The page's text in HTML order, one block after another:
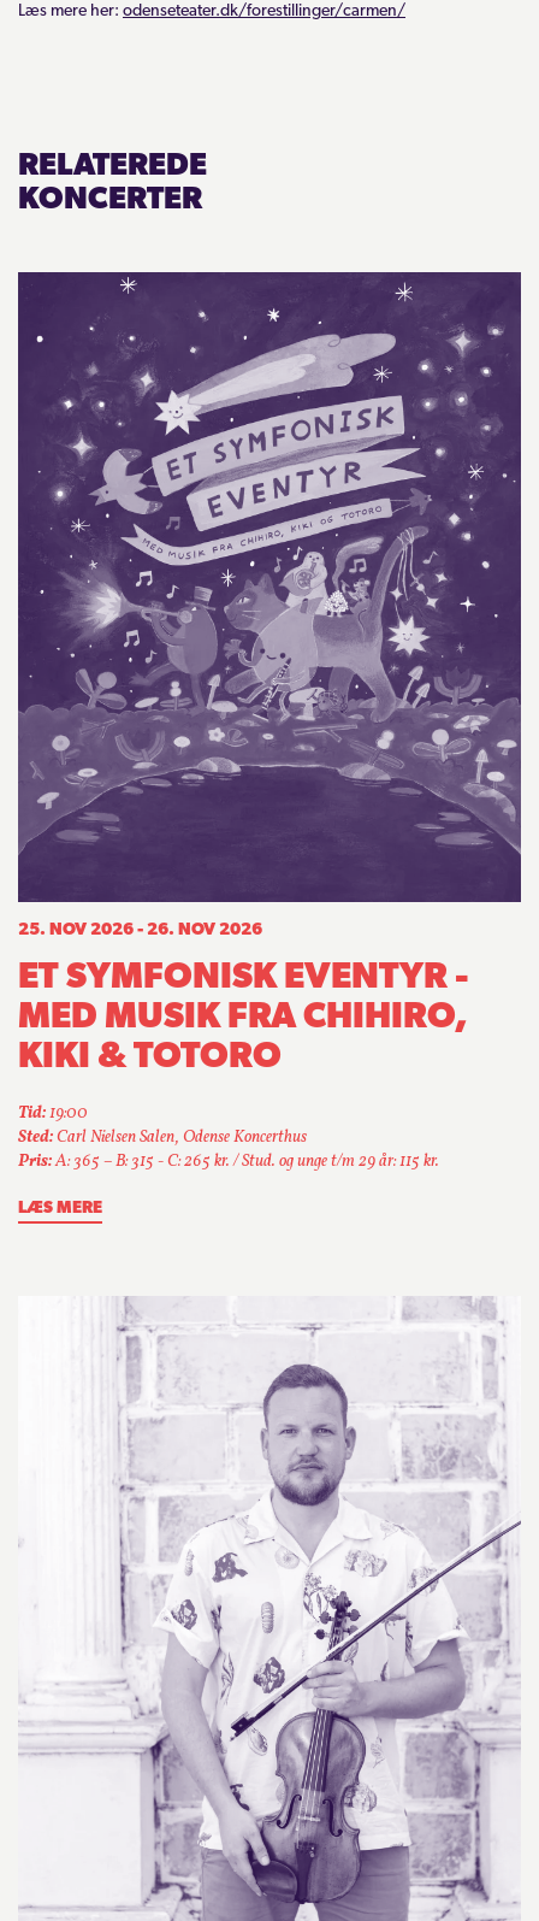
Læs mere her: odenseteater.dk/forestillinger/carmen/
RELATEREDE
KONCERTER
25. NOV 2026 - 26. NOV 2026
ET SYMFONISK EVENTYR -
MED MUSIK FRA CHIHIRO,
KIKI & TOTORO
Tid:19:00
Sted:Carl Nielsen Salen, Odense Koncerthus
Pris:A: 365 – B: 315 - C: 265 kr. / Stud. og unge t/m 29 år: 115 kr.
LÆS MERE